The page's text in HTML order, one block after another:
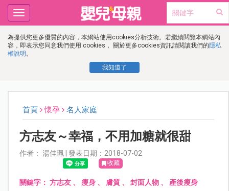
為提供您更多優質的內容，本網站使用cookies分析技術。若繼續閱覽本網站內
容，即表示您同意我們使用 cookies， 關於更多cookies資訊請閱讀我們的隱私
權說明 。
我知道了
Toggle
navigation
首頁 懷孕 名人家庭
方志友～幸福，不用加糖就很甜
作者： 湯佳珮 | 發表日期：2018-07-02
收藏
關鍵字： 方志友、 瘦身、 膚質、 封面人物、 產後瘦身